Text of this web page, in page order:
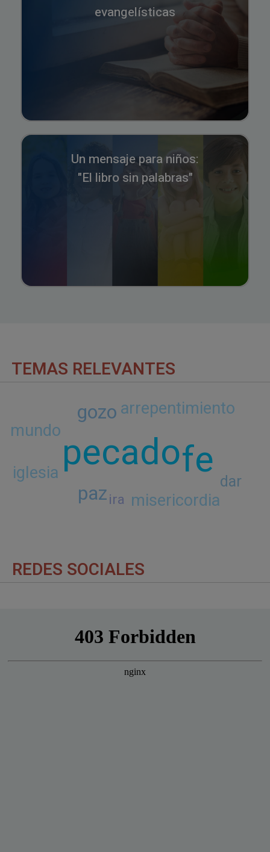
evangelísticas
Un mensaje para niños:
"El libro sin palabras"
TEMAS RELEVANTES
pecadofe
paz
gozo
iglesia
arrepentimiento
mundo
misericordia
dar
ira
REDES SOCIALES